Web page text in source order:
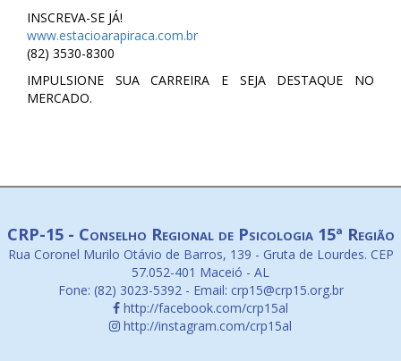
INSCREVA-SE JÁ!
www.estacioarapiraca.com.br
(82) 3530-8300
IMPULSIONE SUA CARREIRA E SEJA DESTAQUE NO
MERCADO.
CRP-15 - Conselho Regional de Psicologia 15ª Região
Rua Coronel Murilo Otávio de Barros, 139 - Gruta de Lourdes. CEP
57.052-401 Maceió - AL
Fone: (82) 3023-5392 - Email: crp15@crp15.org.br
http://facebook.com/crp15al
http://instagram.com/crp15al